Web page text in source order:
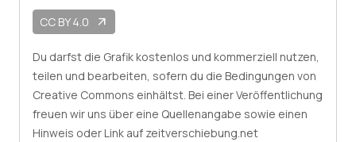
CC BY 4.0 arrow_outward
Du darfst die Grafik kostenlos und kommerziell nutzen,
teilen und bearbeiten, sofern du die Bedingungen von
Creative Commons einhältst. Bei einer Veröffentlichung
freuen wir uns über eine Quellenangabe sowie einen
Hinweis oder Link auf zeitverschiebung.net